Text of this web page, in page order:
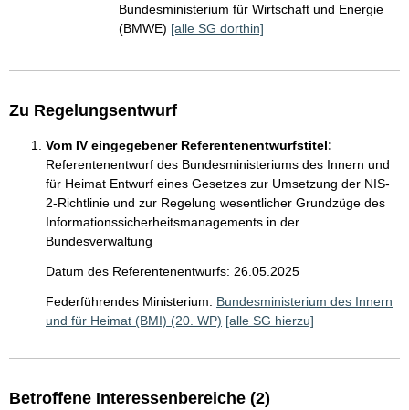
Bundesministerium für Wirtschaft und Energie
(BMWE) [alle SG dorthin]
Zu Regelungsentwurf
Vom IV eingegebener Referentenentwurfstitel:
Referentenentwurf des Bundesministeriums des Innern und
für Heimat Entwurf eines Gesetzes zur Umsetzung der NIS-
2-Richtlinie und zur Regelung wesentlicher Grundzüge des
Informationssicherheitsmanagements in der
Bundesverwaltung
Datum des Referentenentwurfs: 26.05.2025
Federführendes Ministerium: Bundesministerium des Innern
und für Heimat (BMI) (20. WP) [alle SG hierzu]
Betroffene Interessenbereiche (2)